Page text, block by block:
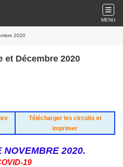
MENU
2020
et Décembre 2020
Télécharger les circuits et
imprimer
NOVEMBRE 2020.
19